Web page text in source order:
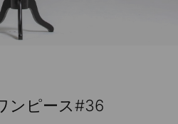
ンピース#36